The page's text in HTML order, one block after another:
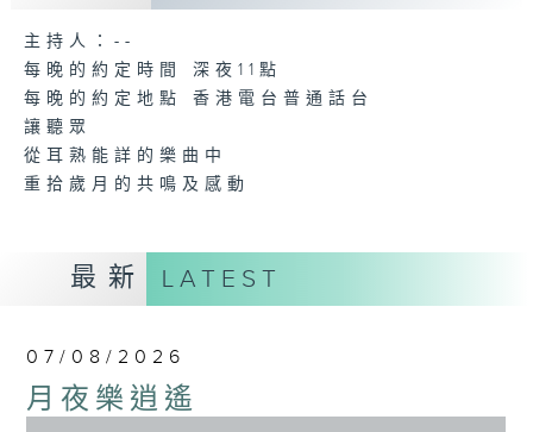
主持人：--
每晚的約定時間 深夜11點
每晚的約定地點 香港電台普通話台
讓聽眾
從耳熟能詳的樂曲中
重拾歲月的共鳴及感動
最新 LATEST
07/08/2026
月夜樂逍遙